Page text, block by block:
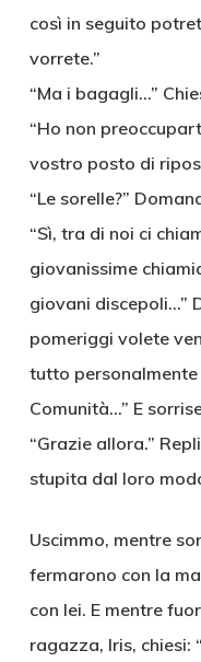
così in seguito
vorrete.”
“Ma i bagagli…”
“Ho non
vostro posto di
“Le sorelle?”
“Sì, tra di noi ci
giovanissime
giovani discepoli…”
pomeriggi volete
tutto
Comunità…” E
“Grazie allora.”
stupita dal loro
Uscimmo, mentre
fermarono con la
con lei. E mentre
ragazza, Iris, chiesi: